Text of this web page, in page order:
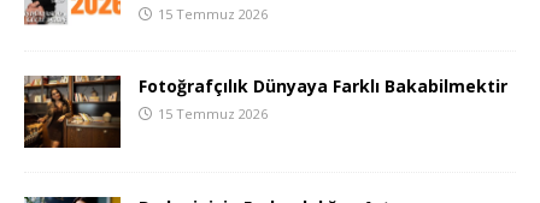
15 Temmuz 2026
Fotoğrafçılık Dünyaya Farklı Bakabilmektir
15 Temmuz 2026